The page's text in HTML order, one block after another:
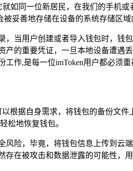
如同一位新居民，在我们的手机
妥善地存储在设备的系统存储区域
当用户创建或者导入钱包时，钱
产的重要凭证，一旦本地设备遭遇
作,是每一位imToken用户都必须重
根据自身需求，将钱包的备份文
松地恢复钱包。
险，毕竟，将钱包信息上传到云
在被攻击和数据泄露的可能性，